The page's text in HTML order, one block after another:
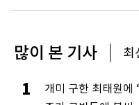
많이 본 기사 최
1
개미 구한 최태원에